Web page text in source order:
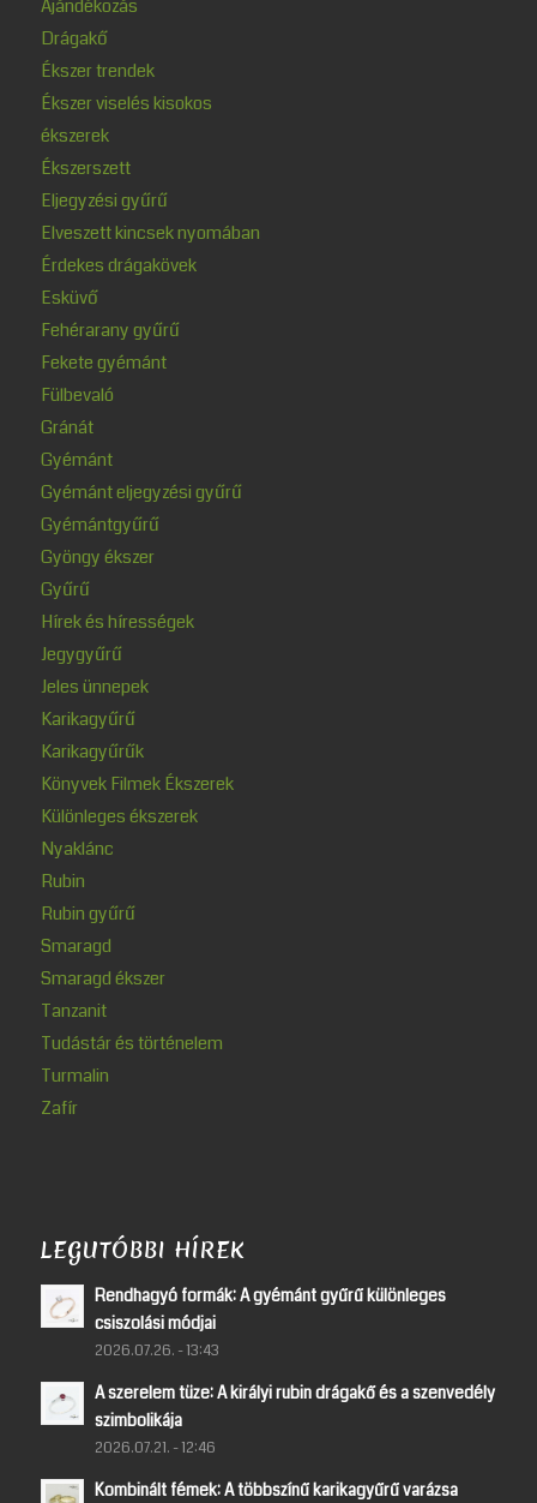
Ajándékozás
Drágakő
Ékszer trendek
Ékszer viselés kisokos
ékszerek
Ékszerszett
Eljegyzési gyűrű
Elveszett kincsek nyomában
Érdekes drágakövek
Esküvő
Fehérarany gyűrű
Fekete gyémánt
Fülbevaló
Gránát
Gyémánt
Gyémánt eljegyzési gyűrű
Gyémántgyűrű
Gyöngy ékszer
Gyűrű
Hírek és hírességek
Jegygyűrű
Jeles ünnepek
Karikagyűrű
Karikagyűrűk
Könyvek Filmek Ékszerek
Különleges ékszerek
Nyaklánc
Rubin
Rubin gyűrű
Smaragd
Smaragd ékszer
Tanzanit
Tudástár és történelem
Turmalin
Zafír
LEGUTÓBBI HÍREK
Rendhagyó formák: A gyémánt gyűrű különleges
csiszolási módjai
2026.07.26. - 13:43
A szerelem tüze: A királyi rubin drágakő és a szenvedély
szimbolikája
2026.07.21. - 12:46
Kombinált fémek: A többszínű karikagyűrű varázsa